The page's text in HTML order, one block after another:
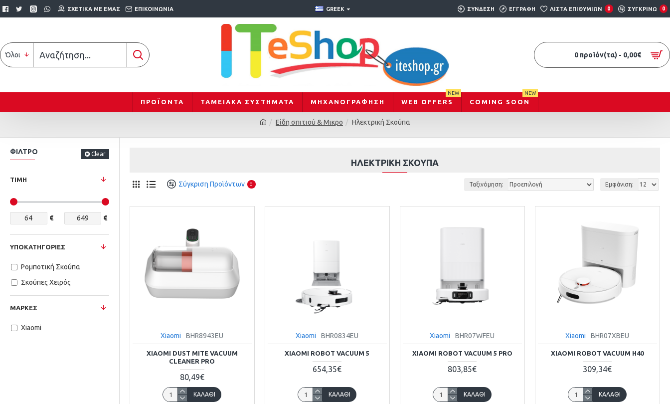
ΣΧΕΤΙΚΆ ΜΕ ΕΜΆΣ ΕΠΙΚΟΙΝΩΝΊΑ GREEK ΣΎΝΔΕΣΗ ΕΓΓΡΑΦΉ ΛΊΣΤΑ ΕΠΙΘΥΜΙΏΝ 0 ΣΥΓΚΡΊΝΩ 0
Όλοι 0 προϊόν(τα) - 0,00€
ΠΡΟΪΟΝΤΑ ΤΑΜΕΙΑΚΑ ΣΥΣΤΗΜΑΤΑ ΜΗΧΑΝΟΓΡΆΦΗΣΗ WEB OFFERS
NEW
COMING SOON
NEW
Είδη σπιτιού & Μικρο Ηλεκτρική Σκούπα
ΦΊΛΤΡΟ Clear
ΤΙΜΉ
€ €
ΥΠΟΚΑΤΗΓΟΡΊΕΣ
Ρομποτική Σκούπα
Σκούπες Χειρός
ΜΆΡΚΕΣ
Xiaomi
ΗΛΕΚΤΡΙΚΉ ΣΚΟΎΠΑ
Σύγκριση Προϊόντων 0 Ταξινόμηση: Εμφάνιση:
Xiaomi BHR8943EU
XIAOMI DUST MITE VACUUM
CLEANER PRO
80,49€
ΚΑΛΆΘΙ
Xiaomi BHR0834EU
XIAOMI ROBOT VACUUM 5
654,35€
ΚΑΛΆΘΙ
Xiaomi BHR07WFEU
XIAOMI ROBOT VACUUM 5 PRO
803,85€
ΚΑΛΆΘΙ
Xiaomi BHR07XBEU
XIAOMI ROBOT VACUUM H40
309,34€
ΚΑΛΆΘΙ